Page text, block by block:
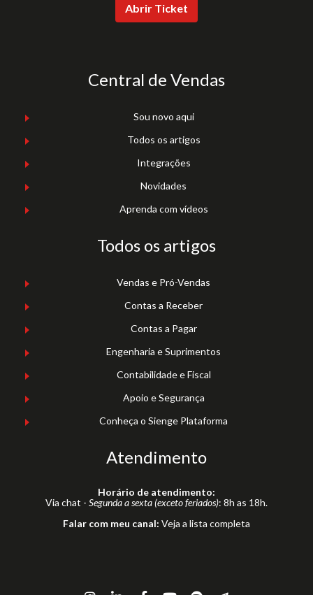
Abrir Ticket
Central de Vendas
Sou novo aqui
Todos os artigos
Integrações
Novidades
Aprenda com vídeos
Todos os artigos
Vendas e Pró-Vendas
Contas a Receber
Contas a Pagar
Engenharia e Suprimentos
Contabilidade e Fiscal
Apoio e Segurança
Conheça o Sienge Plataforma
Atendimento
Horário de atendimento:
Via chat - Segunda a sexta (exceto feriados): 8h as 18h.
Falar com meu canal: Veja a lista completa